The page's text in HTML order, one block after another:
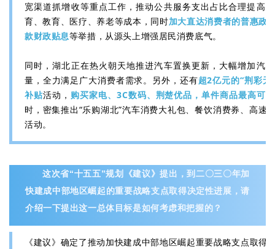
宽渠道抓增收等重点工作，推动公共服务支出占比合理提高
育、教育、医疗、养老等成本，同时加大直达消费者的普惠政
款财政贴息等举措，从源头上增强居民消费底气。
同时，湖北正在热火朝天地推进汽车置换更新，大幅增加汽
量，全力满足广大消费者需求。另外，还有超2亿元的“荆彩
补贴活动， 购买家电、3C数码、荆楚优品，单件商品最高可
时，密集推出“乐购湖北”汽车消费大礼包、餐饮消费券、高速
活动。
这次省“十五五”规划《建议》提出，到二〇三〇年加
快建成中部地区崛起的重要战略支点取得决定性进展，请
介绍一下提出这一总体目标是如何考虑和把握的？
《建议》确定了推动加快建成中部地区崛起重要战略支点取得